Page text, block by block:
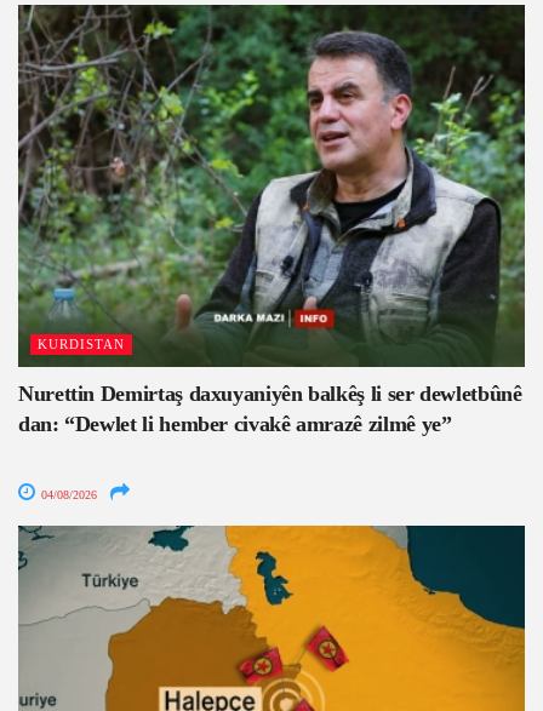
KURDISTAN
Nurettin Demirtaş daxuyaniyên balkêş li ser dewletbûnê
dan: “Dewlet li hember civakê amrazê zilmê ye”
04/08/2026